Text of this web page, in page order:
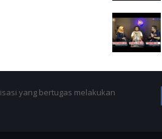
yang bertugas melakukan